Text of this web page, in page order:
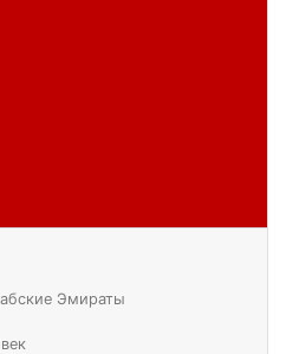
Эмираты